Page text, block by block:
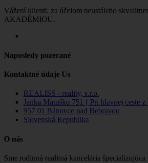
Vážení klienti. za účelom neustáleho
AKADÉMIOU.
Naposledy pozerané
Kontaktné údaje Us
REALISS - reality, s.r.o.
Janka Matušku 751 ( Pri hlavnej ceste
957 01 Bánovce nad Bebravou
Slovenská Republika
O nás
Sme rodinná realitná kancelária